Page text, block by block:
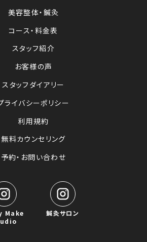
美容整体・鍼灸
コース・料金表
スタッフ紹介
お客様の声
スタッフダイアリー
ライバシーポリシー
利用規約
無料カウンセリング
予約・お問い合わせ
Make
鍼灸サロン